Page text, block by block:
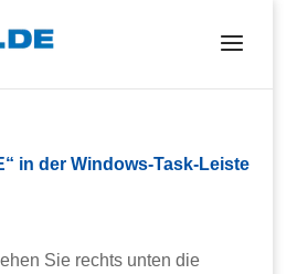
in der Windows-Task-Leiste
Sie rechts unten die